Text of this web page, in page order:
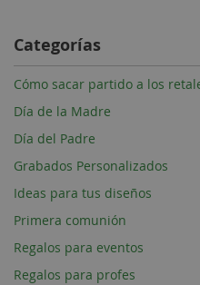
Categorías
Cómo sacar partido a los
Día de la Madre
Día del Padre
Grabados Personalizados
Ideas para tus diseños
Primera comunión
Regalos para eventos
Regalos para profes